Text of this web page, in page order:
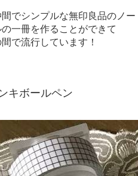
でシンプルな無印良品のノー
一冊を作ることができて
で流行しています！
キボールペン